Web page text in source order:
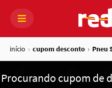
início cupom desconto Pneu
Procurando cupom de